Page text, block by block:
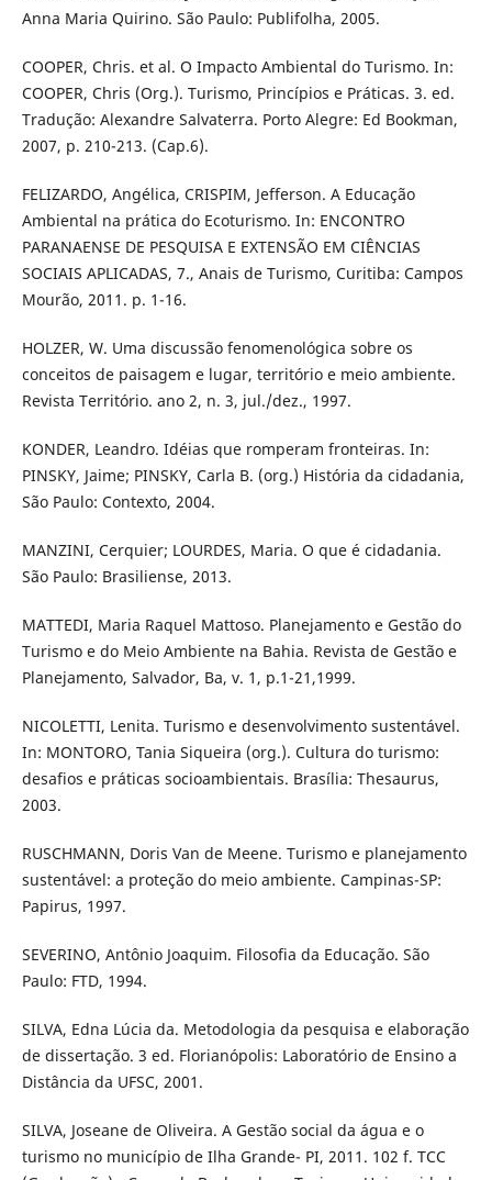
Anna Maria Quirino. São Paulo: Publifolha, 2005.
COOPER, Chris. et al. O Impacto Ambiental do Turismo. In:
COOPER, Chris (Org.). Turismo, Princípios e Práticas. 3. ed.
Tradução: Alexandre Salvaterra. Porto Alegre: Ed Bookman,
2007, p. 210-213. (Cap.6).
FELIZARDO, Angélica, CRISPIM, Jefferson. A Educação
Ambiental na prática do Ecoturismo. In: ENCONTRO
PARANAENSE DE PESQUISA E EXTENSÃO EM CIÊNCIAS
SOCIAIS APLICADAS, 7., Anais de Turismo, Curitiba: Campos
Mourão, 2011. p. 1-16.
HOLZER, W. Uma discussão fenomenológica sobre os
conceitos de paisagem e lugar, território e meio ambiente.
Revista Território. ano 2, n. 3, jul./dez., 1997.
KONDER, Leandro. Idéias que romperam fronteiras. In:
PINSKY, Jaime; PINSKY, Carla B. (org.) História da cidadania,
São Paulo: Contexto, 2004.
MANZINI, Cerquier; LOURDES, Maria. O que é cidadania.
São Paulo: Brasiliense, 2013.
MATTEDI, Maria Raquel Mattoso. Planejamento e Gestão do
Turismo e do Meio Ambiente na Bahia. Revista de Gestão e
Planejamento, Salvador, Ba, v. 1, p.1-21,1999.
NICOLETTI, Lenita. Turismo e desenvolvimento sustentável.
In: MONTORO, Tania Siqueira (org.). Cultura do turismo:
desafios e práticas socioambientais. Brasília: Thesaurus,
2003.
RUSCHMANN, Doris Van de Meene. Turismo e planejamento
sustentável: a proteção do meio ambiente. Campinas-SP:
Papirus, 1997.
SEVERINO, Antônio Joaquim. Filosofia da Educação. São
Paulo: FTD, 1994.
SILVA, Edna Lúcia da. Metodologia da pesquisa e elaboração
de dissertação. 3 ed. Florianópolis: Laboratório de Ensino a
Distância da UFSC, 2001.
SILVA, Joseane de Oliveira. A Gestão social da água e o
turismo no município de Ilha Grande- PI, 2011. 102 f. TCC